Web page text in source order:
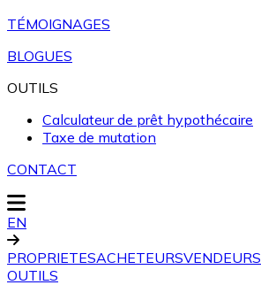
TÉMOIGNAGES
BLOGUES
OUTILS
Calculateur de prêt hypothécaire
Taxe de mutation
CONTACT
EN
PROPRIETESACHETEURSVENDEURS
OUTILS